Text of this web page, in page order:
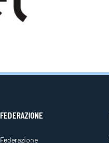
FEDERAZIONE
Federazione